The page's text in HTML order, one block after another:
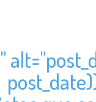
alt="